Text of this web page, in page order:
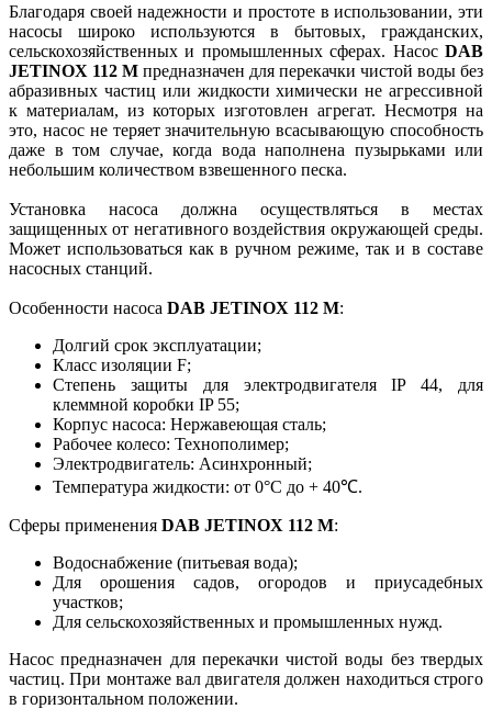
Благодаря своей надежности и простоте в использовании, эти
насосы широко используются в бытовых, гражданских,
сельскохозяйственных и промышленных сферах. Насос DAB
JETINOX 112 M предназначен для перекачки чистой воды без
абразивных частиц или жидкости химически не агрессивной
к материалам, из которых изготовлен агрегат. Несмотря на
это, насос не теряет значительную всасывающую способность
даже в том случае, когда вода наполнена пузырьками или
небольшим количеством взвешенного песка.
Установка насоса должна осуществляться в местах
защищенных от негативного воздействия окружающей среды.
Может использоваться как в ручном режиме, так и в составе
насосных станций.
Особенности насоса DAB JETINOX 112 M:
Долгий срок эксплуатации;
Класс изоляции F;
Степень защиты для электродвигателя IP 44, для
клеммной коробки IP 55;
Корпус насоса: Нержавеющая сталь;
Рабочее колесо: Технополимер;
Электродвигатель: Асинхронный;
Температура жидкости: от 0°С до + 40℃.
Сферы применения DAB JETINOX 112 M:
Водоснабжение (питьевая вода);
Для орошения садов, огородов и приусадебных
участков;
Для сельскохозяйственных и промышленных нужд.
Насос предназначен для перекачки чистой воды без твердых
частиц. При монтаже вал двигателя должен находиться строго
в горизонтальном положении.